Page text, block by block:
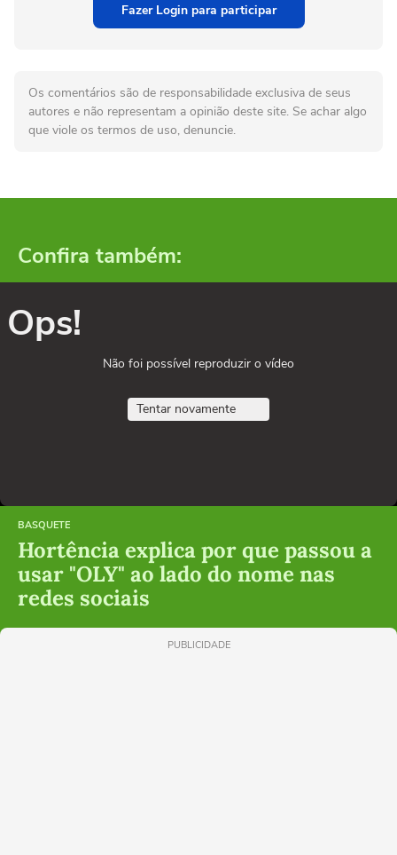
Fazer Login para participar
Os comentários são de responsabilidade exclusiva de seus
autores e não representam a opinião deste site. Se achar algo
que viole os termos de uso, denuncie.
Confira também:
Ops!
Não foi possível reproduzir o vídeo
Tentar novamente
BASQUETE
Hortência explica por que passou a
usar "OLY" ao lado do nome nas
redes sociais
PUBLICIDADE